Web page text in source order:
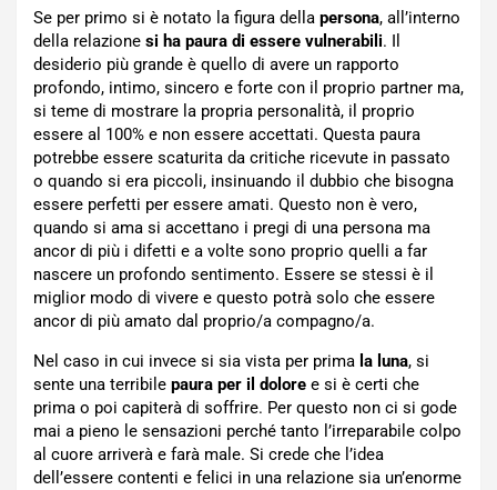
Se per primo si è notato la figura della persona, all’interno
della relazione si ha paura di essere vulnerabili. Il
desiderio più grande è quello di avere un rapporto
profondo, intimo, sincero e forte con il proprio partner ma,
si teme di mostrare la propria personalità, il proprio
essere al 100% e non essere accettati. Questa paura
potrebbe essere scaturita da critiche ricevute in passato
o quando si era piccoli, insinuando il dubbio che bisogna
essere perfetti per essere amati. Questo non è vero,
quando si ama si accettano i pregi di una persona ma
ancor di più i difetti e a volte sono proprio quelli a far
nascere un profondo sentimento. Essere se stessi è il
miglior modo di vivere e questo potrà solo che essere
ancor di più amato dal proprio/a compagno/a.
Nel caso in cui invece si sia vista per prima la luna, si
sente una terribile paura per il dolore e si è certi che
prima o poi capiterà di soffrire. Per questo non ci si gode
mai a pieno le sensazioni perché tanto l’irreparabile colpo
al cuore arriverà e farà male. Si crede che l’idea
dell’essere contenti e felici in una relazione sia un’enorme